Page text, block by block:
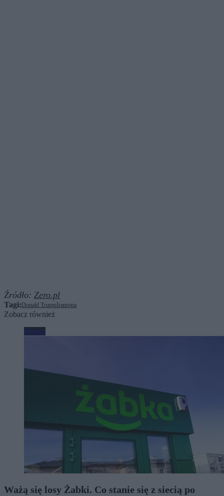
Źródło: Zero.pl
Tagi: Donald Trump Iranropa
Zobacz również
Biznes
Ważą się losy Żabki. Co stanie się z siecią po